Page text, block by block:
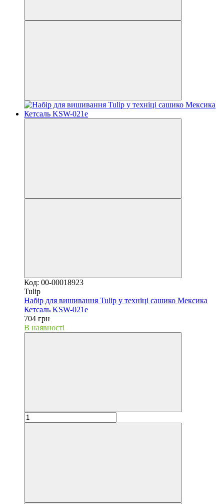
Код: 00-00018923
Tulip
Набір для вишивання Tulip у техніці сашико Мексика
Кетсаль KSW-021e
704 грн
В наявності